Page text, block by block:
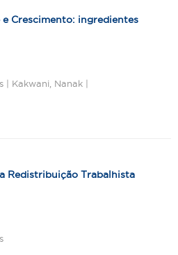
e Crescimento: ingredientes
| Kakwani, Nanak |
Redistribuição Trabalhista